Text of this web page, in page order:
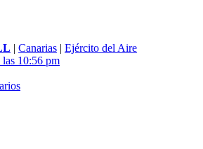
| Canarias | Ejército del Aire
10:56 pm